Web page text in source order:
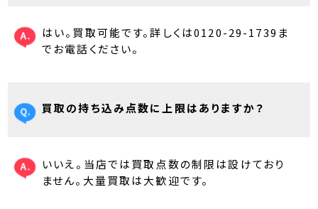
はい。買取可能です。詳しくは0120-29-1739ま
でお電話ください。
買取の持ち込み点数に上限はありますか？
いいえ。当店では買取点数の制限は設けており
ません。大量買取は大歓迎です。